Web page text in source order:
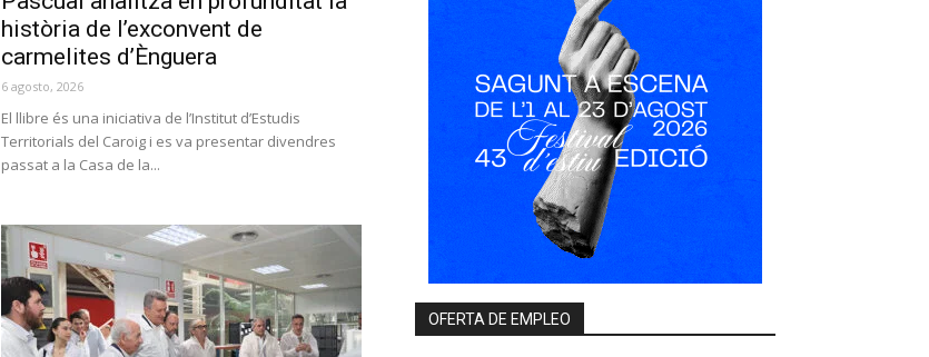
història de l’exconvent de
carmelites d’Ènguera
6 agosto, 2026
El llibre és una iniciativa de l’Institut d’Estudis
Territorials del Caroig i es va presentar divendres
passat a la Casa de la...
OFERTA DE EMPLEO